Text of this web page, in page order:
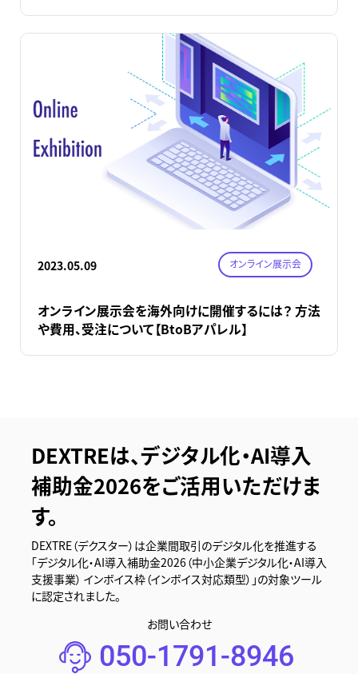
2023.05.09 オンライン展示会
オンライン展示会を海外向けに開催するには？ 方法
や費用、受注について【BtoBアパレル】
DEXTREは、デジタル化・AI導入
補助金2026をご活用いただけま
す。
DEXTRE（デクスター）は企業間取引のデジタル化を推進する
「デジタル化・AI導入補助金2026（中小企業デジタル化・AI導入
支援事業） インボイス枠（インボイス対応類型）」の対象ツール
に認定されました。
お問い合わせ
050-1791-8946